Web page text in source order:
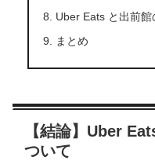
Uber Eats と出前
まとめ
【結論】Uber
ついて